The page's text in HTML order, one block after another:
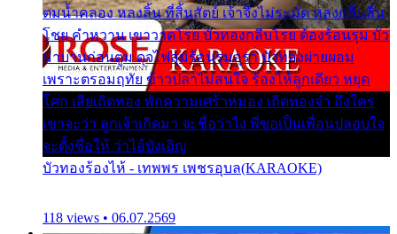
ตมน้ำคลอง หลงลิ้น ที่สิ้นสัตย์ เจ้าจึงไม่ระมัด หลงกลิ่นลิ้น
โชย คำหวาน เขาวาดโรย บัวทองกลีบโรย ต้องร้อนรุม บัว
มาบานก่อนตูม ดุจไฟสุมร้อนรุมอุรา บัวทองผ่ายผอม
เพราะตรอมฤทัย ข้าวปลาไม่สนใจ ร้องไห้ลูกเดียว หยุด
โศก เสียเถิดทอง พักความเศร้าหมอง เถิดทองจ๋า ถึงใคร
เขาจะว่า ลูกเจ้าเกิดมา จะชื่อว่าไง พี่ขอเป็นเพื่อนปลอบใจ
จะตั้งชื่อให้ ว่าไอ้บังเอิญ
บัวทองร้องไห้ - เทพพร เพชรอุบล(KARAOKE)
118 views • 06.07.2569